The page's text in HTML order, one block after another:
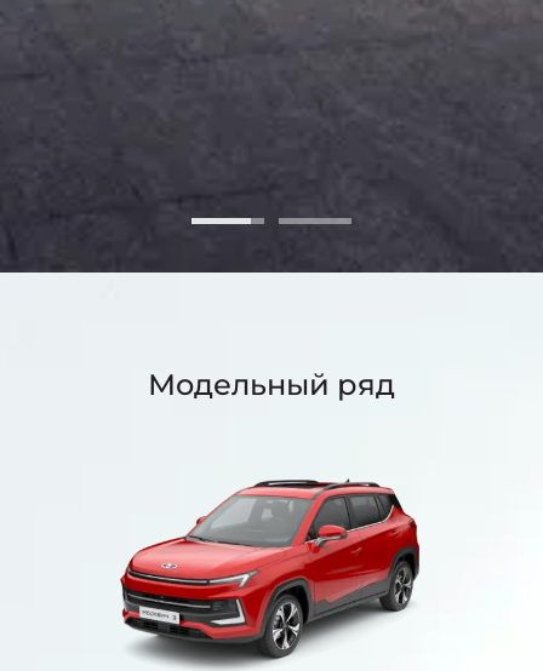
Модельный ряд